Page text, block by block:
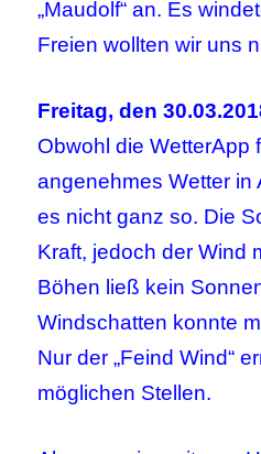
„Maudolf“ an. Es
Freien wollten wir uns
Freitag, den
Obwohl die WetterApp
angenehmes Wetter in
es nicht ganz so. Die
Kraft, jedoch der Wind
Böhen ließ kein
Windschatten konnte
Nur der „Feind Wind“
möglichen Stellen.